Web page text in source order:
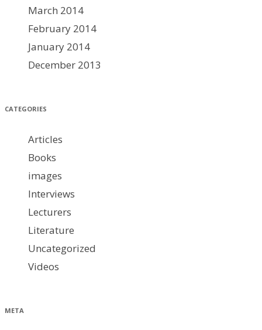
March 2014
February 2014
January 2014
December 2013
CATEGORIES
Articles
Books
images
Interviews
Lecturers
Literature
Uncategorized
Videos
META